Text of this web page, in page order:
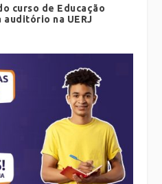
curso de Educação
na UERJ